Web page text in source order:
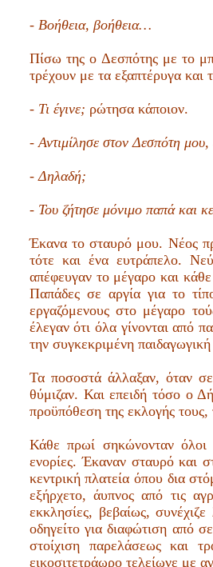
- Βοήθεια, βοήθεια…
Πίσω της ο Δεσπότης με το
τρέχουν με τα εξαπτέρυγα και
- Τι έγινε; ρώτησα κάποιον.
- Αντιμίλησε στον Δεσπότη μου,
- Δηλαδή;
- Του ζήτησε μόνιμο παπά και
Έκανα το σταυρό μου. Νέος
τότε και ένα ευτράπελο.
απέφευγαν το μέγαρο και
Παπάδες σε αργία για το
εργαζόμενους στο μέγαρο
έλεγαν ότι όλα γίνονται από
την συγκεκριμένη
Τα ποσοστά άλλαξαν, όταν
θύμιζαν. Και επειδή τόσο ο
προϋπόθεση της εκλογής τους,
Κάθε πρωί σηκώνονταν όλοι
ενορίες. Έκαναν σταυρό και
κεντρική πλατεία όπου δια
εξήρχετο, άυπνος από τις
εκκλησίες, βεβαίως,
οδηγείτο για διαφώτιση από
στοίχιση παρελάσεως και
εικοσιτετράωρο τελείωνε με